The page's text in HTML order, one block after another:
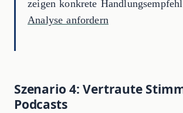
zeigen konkrete
Analyse anfordern
Szenario 4: Vertraute
Podcasts